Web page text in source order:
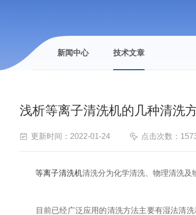
新闻中心 技术文章
浅析等离子清洗机的几种清洗
更新时间：2022-01-24 点击次数：
等离子清洗机清洗分为化学清洗、物理清洗及
目前已经广泛应用的清洗方法主要有湿法清洗